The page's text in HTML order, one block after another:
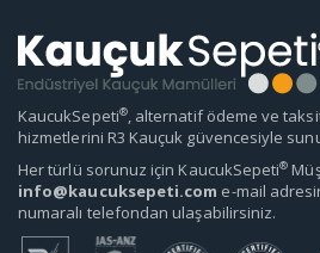
KaucukSepeti®, alternatif ödeme ve
hizmetlerini R3 Kauçuk güvencesiyle
Her türlü sorunuz için KaucukSepeti®
info@kaucuksepeti.com e-mail
numaralı telefondan ulaşabilirsiniz.